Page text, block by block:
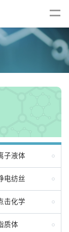
子液体
电纺丝
击化学
质体